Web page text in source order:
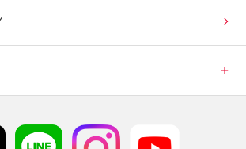
オ
・イベント